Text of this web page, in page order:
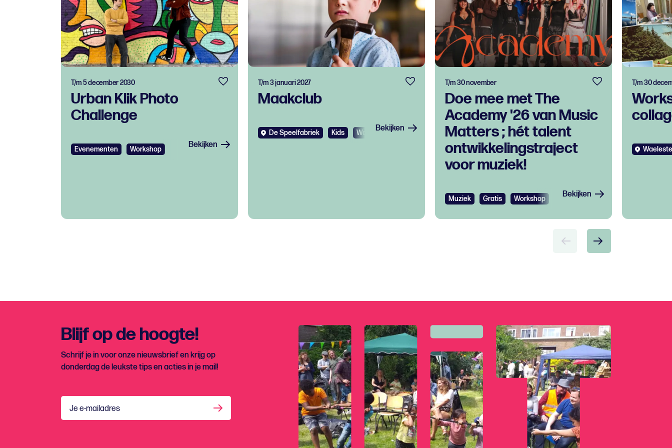
Urban Klik Photo
Challenge
T/m 5 december 2030
Evenementen Workshop Bekijken
Maakclub
T/m 3 januari 2027
De Speelfabriek Kids WorkshopBekijken
Doe mee met The
Academy '26 van Music
Matters ; hét talent
ontwikkelingstraject
voor muziek!
T/m 30 november
Muziek Gratis Workshop Bekijken
T/m 30
Blijf op de hoogte!
Schrijf je in voor onze nieuwsbrief en krijg op
donderdag de leukste tips en acties in je mail!
Je e-mailadres